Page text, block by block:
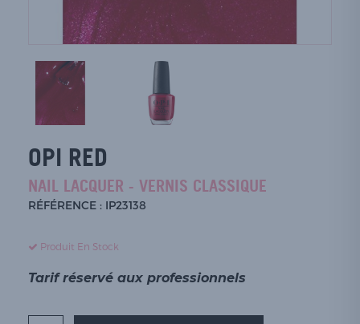
OPI RED
NAIL LACQUER - VERNIS CLASSIQUE
RÉFÉRENCE : IP23138
Produit En Stock
Tarif réservé aux professionnels